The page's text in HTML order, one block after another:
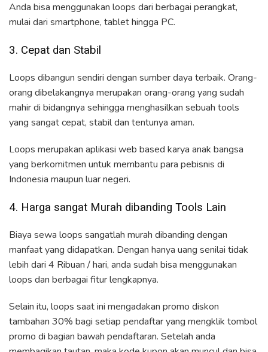
Anda bisa menggunakan loops dari berbagai perangkat,
mulai dari smartphone, tablet hingga PC.
3. Cepat dan Stabil
Loops dibangun sendiri dengan sumber daya terbaik. Orang-
orang dibelakangnya merupakan orang-orang yang sudah
mahir di bidangnya sehingga menghasilkan sebuah tools
yang sangat cepat, stabil dan tentunya aman.
Loops merupakan aplikasi web based karya anak bangsa
yang berkomitmen untuk membantu para pebisnis di
Indonesia maupun luar negeri.
4. Harga sangat Murah dibanding Tools Lain
Biaya sewa loops sangatlah murah dibanding dengan
manfaat yang didapatkan. Dengan hanya uang senilai tidak
lebih dari 4 Ribuan / hari, anda sudah bisa menggunakan
loops dan berbagai fitur lengkapnya.
Selain itu, loops saat ini mengadakan promo diskon
tambahan 30% bagi setiap pendaftar yang mengklik tombol
promo di bagian bawah pendaftaran. Setelah anda